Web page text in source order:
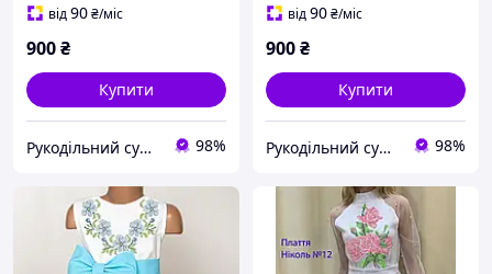
від90₴/міс
900₴
Купити
Рукодільний сундучок 98%
від90₴/міс
900₴
Купити
Рукодільний сундучок 98%